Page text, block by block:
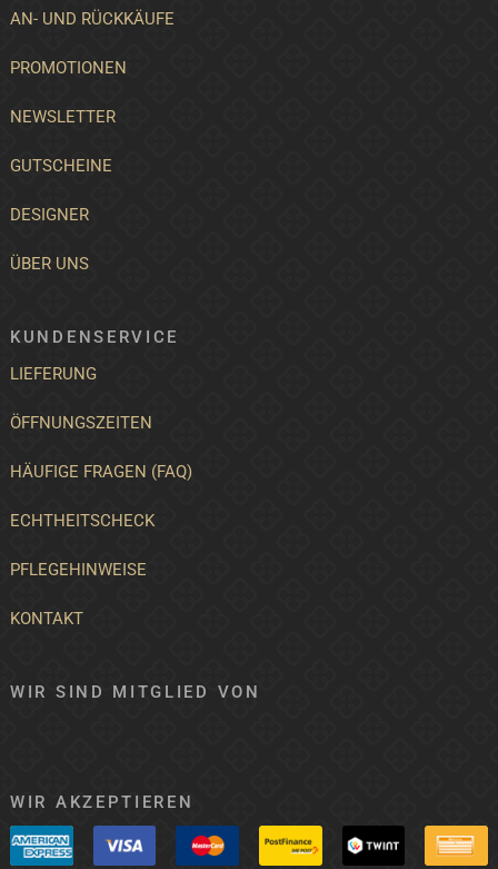
AN- UND RÜCKKÄUFE
PROMOTIONEN
NEWSLETTER
GUTSCHEINE
DESIGNER
ÜBER UNS
KUNDENSERVICE
LIEFERUNG
ÖFFNUNGSZEITEN
HÄUFIGE FRAGEN (FAQ)
ECHTHEITSCHECK
PFLEGEHINWEISE
KONTAKT
WIR SIND MITGLIED VON
WIR AKZEPTIEREN